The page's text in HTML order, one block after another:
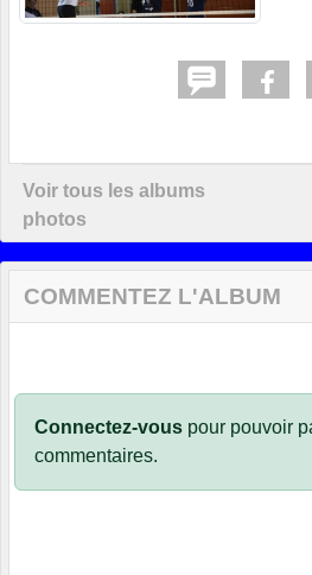
Voir tous les albums
photos
COMMENTEZ L'ALBUM
Connectez-vous pour pouvoir
commentaires.